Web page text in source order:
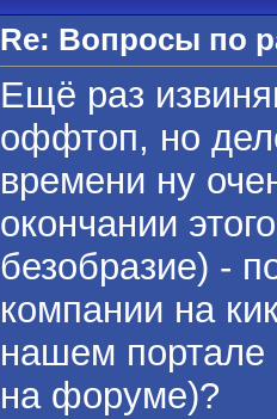
Re: Вопросы по
Ещё раз
оффтоп, но
времени ну
окончании
безобразие) -
компании на
нашем портале
на форуме)?